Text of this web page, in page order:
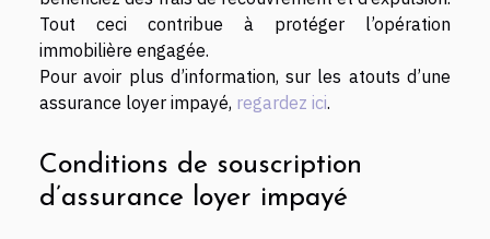
Tout ceci contribue à protéger l’opération
immobilière engagée.
Pour avoir plus d’information, sur les atouts d’une
assurance loyer impayé, regardez ici.
Conditions de souscription
d’assurance loyer impayé